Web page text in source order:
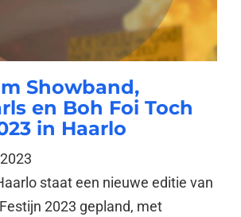
Showband,
en Boh Foi Toch
in Haarlo
staat een nieuwe editie van
2023 gepland, met